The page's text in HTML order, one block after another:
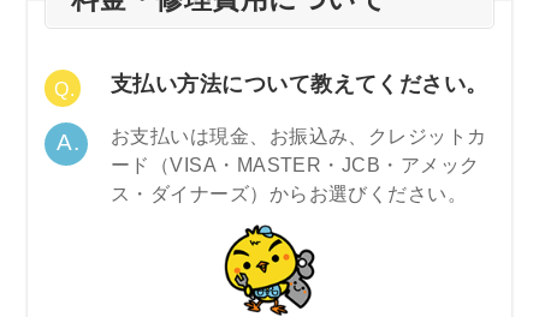
支払い方法について教えてください。
お支払いは現金、お振込み、クレジットカ
ード（VISA・MASTER・JCB・アメック
ス・ダイナーズ）からお選びください。